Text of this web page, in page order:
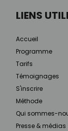
LIENS
Accueil
Programme
Tarifs
Témoignages
S'inscrire
Méthode
Qui sommes-
Presse & médias